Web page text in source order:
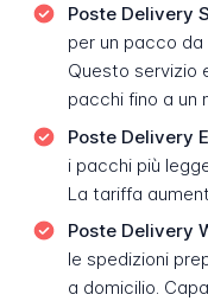
Poste Delivery
per un pacco
Questo servizio
pacchi fino a un
Poste Delivery
i pacchi più
La tariffa
Poste Delivery
le spedizioni
a domicilio.